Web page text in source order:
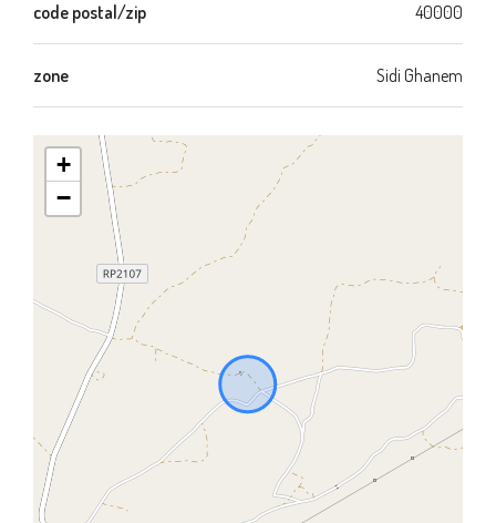
code postal/zip 40000
zone Sidi Ghanem
+
−